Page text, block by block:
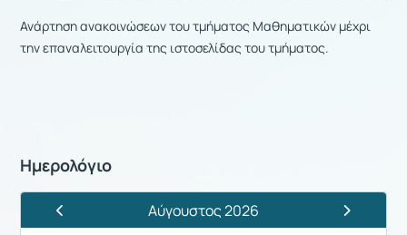
Ανάρτηση ανακοινώσεων του τμήματος Μαθηματικών μέχρι
την επαναλειτουργία της ιστοσελίδας του τμήματος.
Ημερολόγιο
Προηγούμενος ΜήναςΑύγουστος 2026
Επόμενος